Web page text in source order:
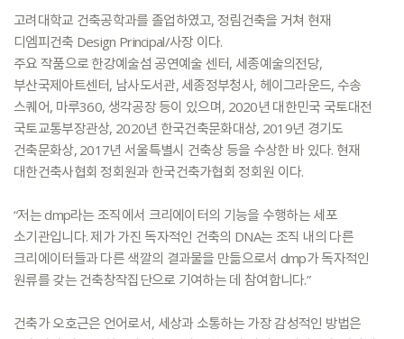
고려대학교 건축공학과를 졸업하였고, 정림건축을 거쳐 현재
디엠피건축 Design Principal/사장 이다.
주요 작품으로 한강예술섬 공연예술 센터, 세종예술의전당,
부산국제아트센터, 남사도서관, 세종정부청사, 헤이그라운드, 수송
스퀘어, 마루360, 생각공장 등이 있으며, 2020년 대한민국 국토대전
국토교통부장관상, 2020년 한국건축문화대상, 2019년 경기도
건축문화상, 2017년 서울특별시 건축상 등을 수상한 바 있다. 현재
대한건축사협회 정회원과 한국건축가협회 정회원 이다.
“저는 dmp라는 조직에서 크리에이터의 기능을 수행하는 세포
소기관입니다. 제가가진 독자적인 건축의 DNA는 조직 내의 다른
크리에이터들과다른 색깔의 결과물을 만듦으로서 dmp가독자적인
원류를 갖는 건축창작집단으로 기여하는 데 참여합니다.”
건축가오호근은 언어로서, 세상과소통하는 가장감성적인 방법은